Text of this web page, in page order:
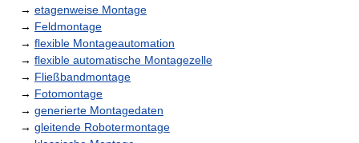
→ etagenweise Montage
→ Feldmontage
→ flexible Montageautomation
→ flexible automatische Montagezelle
→ Fließbandmontage
→ Fotomontage
→ generierte Montagedaten
→ gleitende Robotermontage